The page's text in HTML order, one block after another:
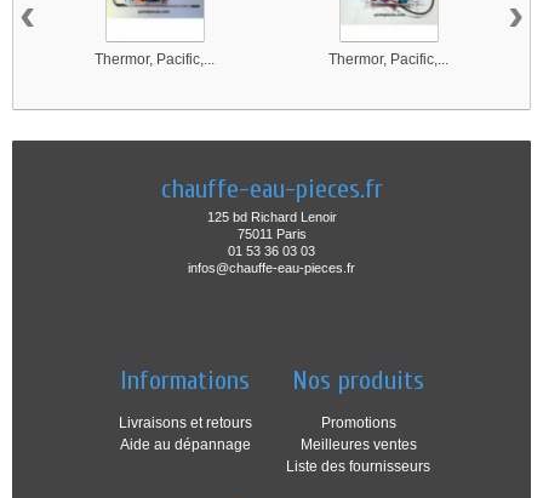
Thermor, Pacific,... Thermor, Pacific,...
‹ ›
chauffe-eau-pieces.fr
125 bd Richard Lenoir
75011 Paris
01 53 36 03 03
infos@chauffe-eau-pieces.fr
Informations
Livraisons et retours
Aide au dépannage
Nos produits
Promotions
Meilleures ventes
Liste des fournisseurs